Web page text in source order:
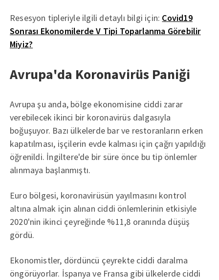
Resesyon tipleriyle ilgili detaylı bilgi için: Covid19
Sonrası Ekonomilerde V Tipi Toparlanma Görebilir
Miyiz?
Avrupa'da Koronavirüs Paniği
Avrupa şu anda, bölge ekonomisine ciddi zarar
verebilecek ikinci bir koronavirüs dalgasıyla
boğuşuyor. Bazı ülkelerde bar ve restoranların erken
kapatılması, işçilerin evde kalması için çağrı yapıldığı
öğrenildi. İngiltere'de bir süre önce bu tip önlemler
alınmaya başlanmıştı.
Euro bölgesi, koronavirüsün yayılmasını kontrol
altına almak için alınan ciddi önlemlerinin etkisiyle
2020'nin ikinci çeyreğinde %11,8 oranında düşüş
gördü.
Ekonomistler, dördüncü çeyrekte ciddi daralma
öngörüyorlar. İspanya ve Fransa gibi ülkelerde ciddi